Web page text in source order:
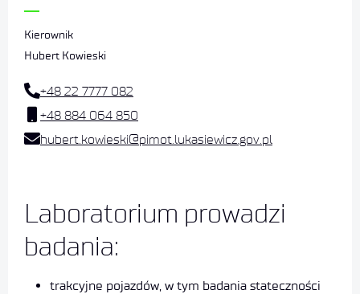
Kierownik
Hubert Kowieski
+48 22 7777 082
+48 884 064 850
hubert.kowieski@pimot.lukasiewicz.gov.pl
Laboratorium prowadzi
badania:​
trakcyjne pojazdów, w tym badania stateczności